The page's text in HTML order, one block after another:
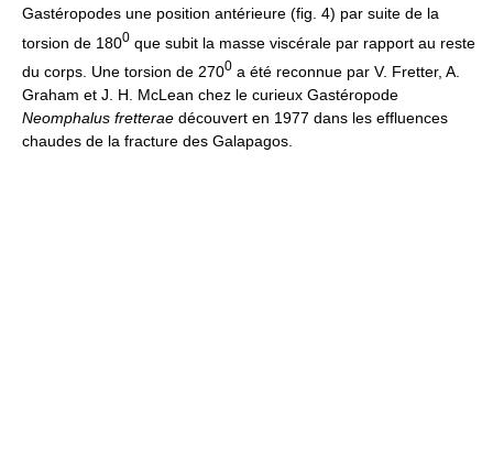
Gastéropodes une position antérieure (fig. 4) par suite de la
torsion de 1800 que subit la masse viscérale par rapport au reste
du corps. Une torsion de 2700 a été reconnue par V. Fretter, A.
Graham et J. H. McLean chez le curieux Gastéropode
Neomphalus fretterae découvert en 1977 dans les effluences
chaudes de la fracture des Galapagos.